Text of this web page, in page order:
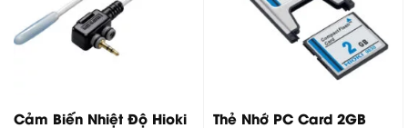
Cảm Biến Nhiệt Độ Hioki
Thẻ Nhớ PC Card 2GB